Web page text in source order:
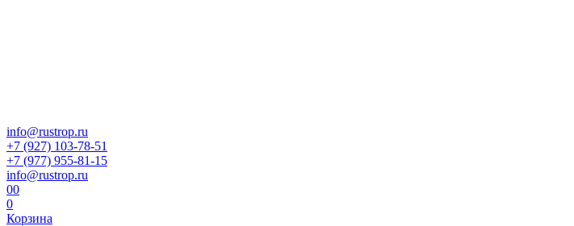
info@rustrop.ru
+7 (927) 103-78-51
+7 (977) 955-81-15
info@rustrop.ru
00
0
Корзина